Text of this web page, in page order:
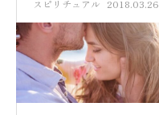
スピリチュアル 2018.03.26